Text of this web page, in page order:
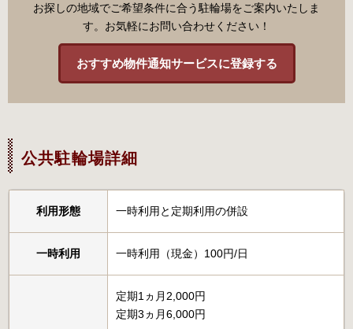
お探しの地域でご希望条件に合う駐輪場をご案内いたしま
す。お気軽にお問い合わせください！
おすすめ物件通知サービスに登録する
公共駐輪場詳細
利用形態 一時利用と定期利用の併設
一時利用 一時利用（現金）100円/日
定期1ヵ月2,000円
定期3ヵ月6,000円